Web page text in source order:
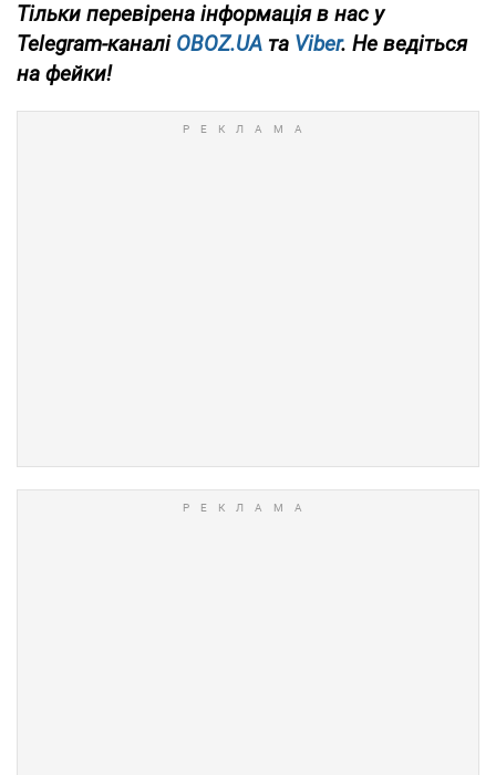
Тільки перевірена інформація в нас у
Telegram-каналі OBOZ.UA та Viber. Не ведіться
на фейки!